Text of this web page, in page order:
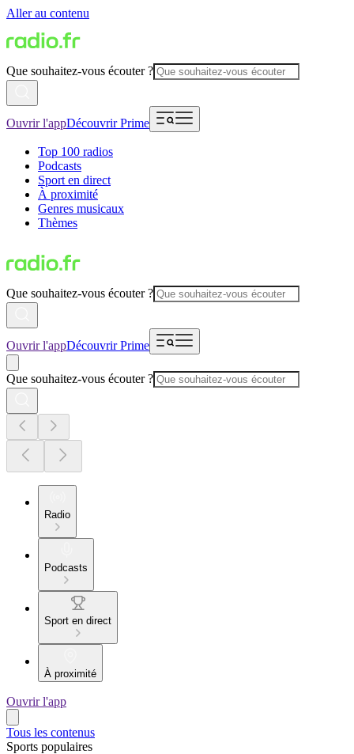
Aller au contenu
Que souhaitez-vous écouter ?
Ouvrir l'appDécouvrir Prime
Top 100 radios
Podcasts
Sport en direct
À proximité
Genres musicaux
Thèmes
Que souhaitez-vous écouter ?
Ouvrir l'appDécouvrir Prime
Que souhaitez-vous écouter ?
Radio
Podcasts
Sport en direct
À proximité
Ouvrir l'app
Tous les contenus
Sports populaires